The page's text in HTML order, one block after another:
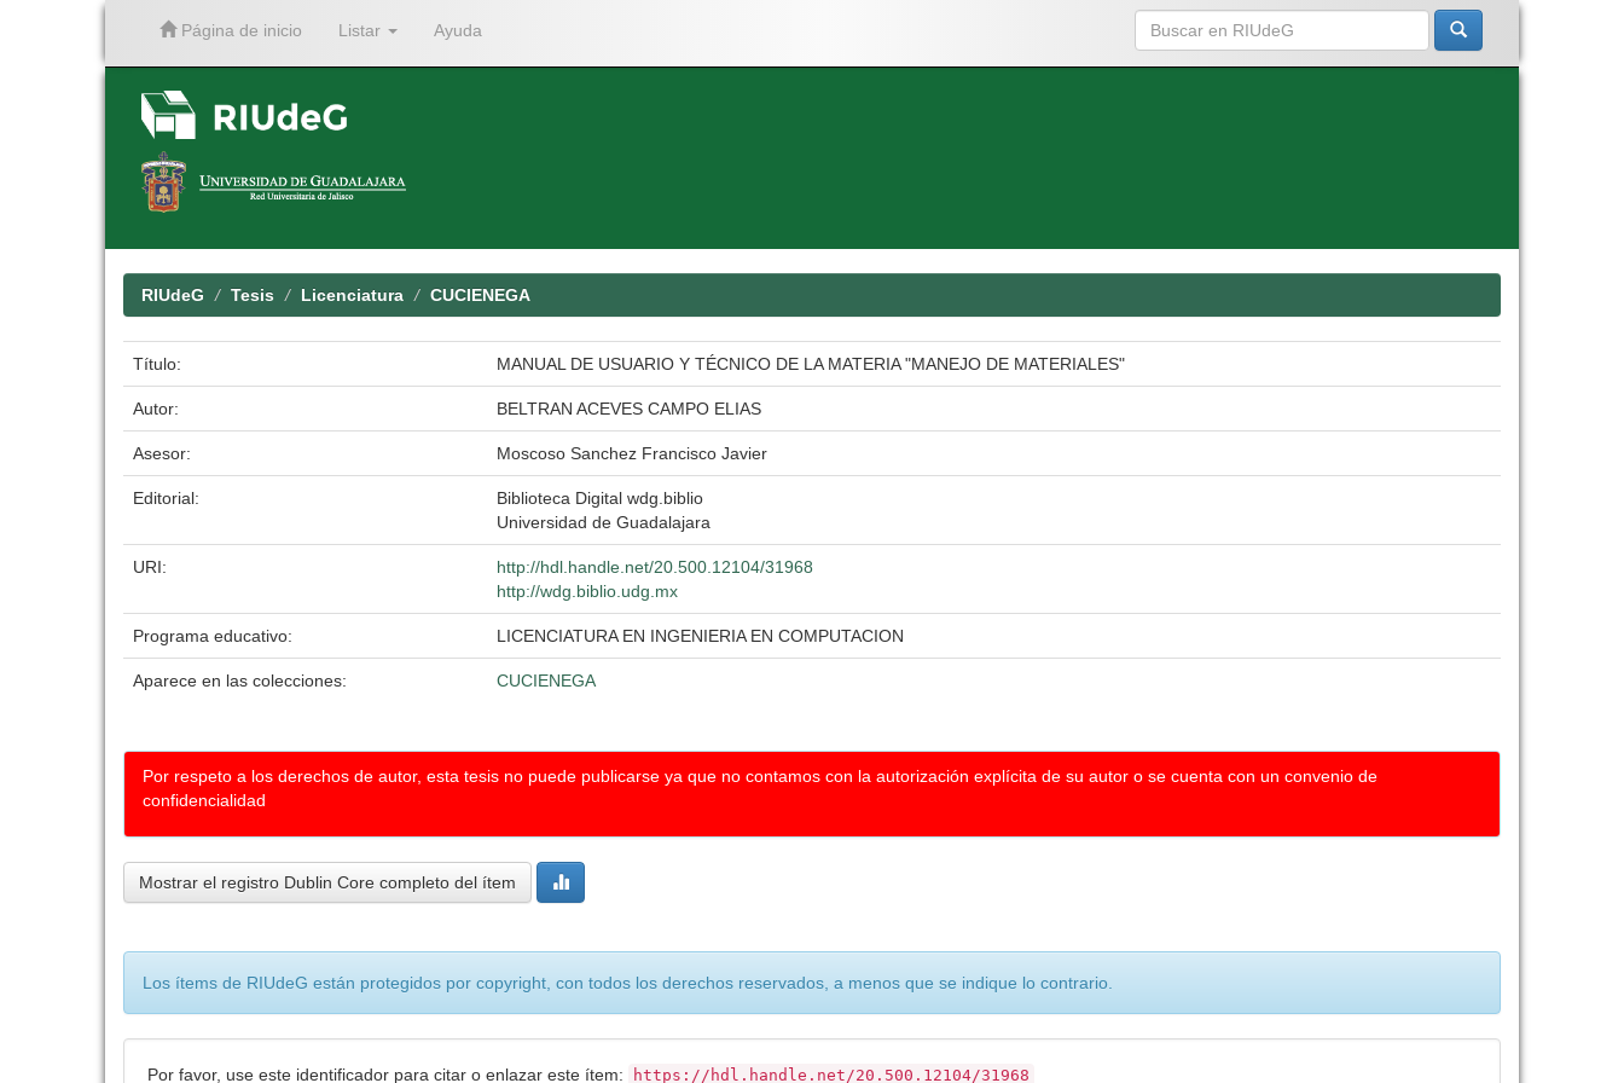
Página de inicio Listar Ayuda
RIUdeG Tesis Licenciatura CUCIENEGA
Título: MANUAL DE USUARIO Y TÉCNICO DE LA MATERIA "MANEJO DE MATERIALES"
Autor: BELTRAN ACEVES CAMPO ELIAS
Asesor: Moscoso Sanchez Francisco Javier
Editorial:
Biblioteca Digital wdg.biblio
Universidad de Guadalajara
URI:
http://hdl.handle.net/20.500.12104/31968
http://wdg.biblio.udg.mx
Programa educativo: LICENCIATURA EN INGENIERIA EN COMPUTACION
Aparece en las colecciones: CUCIENEGA
Por respeto a los derechos de autor, esta tesis no puede publicarse ya que no contamos con la autorización explícita de su autor o se cuenta con un convenio de
confidencialidad
Mostrar el registro Dublin Core completo del ítem
Los ítems de RIUdeG están protegidos por copyright, con todos los derechos reservados, a menos que se indique lo contrario.
Por favor, use este identificador para citar o enlazar este ítem: https://hdl.handle.net/20.500.12104/31968